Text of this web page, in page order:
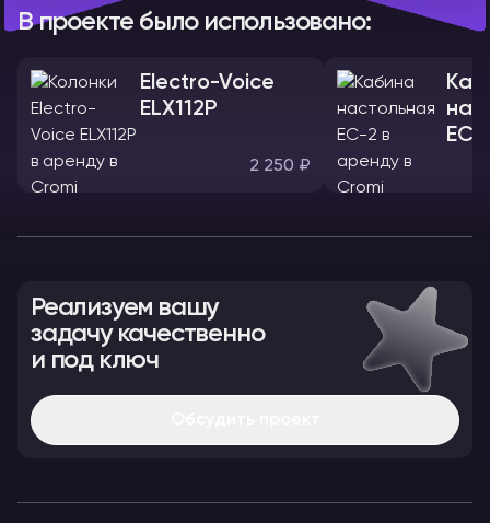
В проекте было использовано:
Electro-Voice
ELX112P
2 250 ₽
ЕС-
Реализуем вашу
задачу качественно
и под ключ